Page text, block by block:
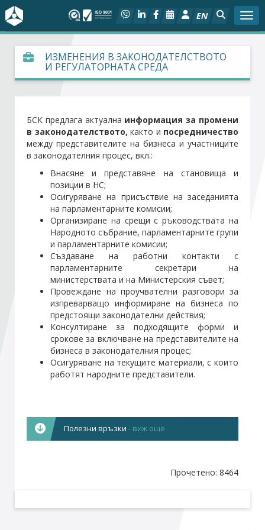
EN
За БСК
На фокус
Социален диалог
Дейности
Арбитражен съд
Проекти
Членове
Стани член
Абонирайте се!
ИЗМЕНЕНИЯ В ЗАКОНОДАТЕЛСТВОТО
И РЕГУЛАТОРНАТА СРЕДА
БСК предлага актуална информация за промени
в законодателството, както и посредничество
между представителите на бизнеса и участниците
в законодателния процес, вкл.:
Внасяне и представяне на становища и
позиции в НС;
Осигуряване на присъствие на заседанията
на парламентарните комисии;
Организиране на срещи с ръководствата на
Народното събрание, парламентарните групи
и парламентарните комисии;
Създаване на работни контакти с
парламентарните секретари на
министерствата и на Министерския съвет;
Провеждане на проучвателни разговори за
изпреварващо информиране на бизнеса по
предстоящи законодателни действия;
Консултиране за подходящите форми и
срокове за включване на представителите на
бизнеса в законодателния процес;
Осигуряване на текущите материали, с които
работят народните представители.
Полезни връзки- виж още
Дирекция „Координация по въпросите на
Народното събрание и Европейския съюз
Прочетено: 8464